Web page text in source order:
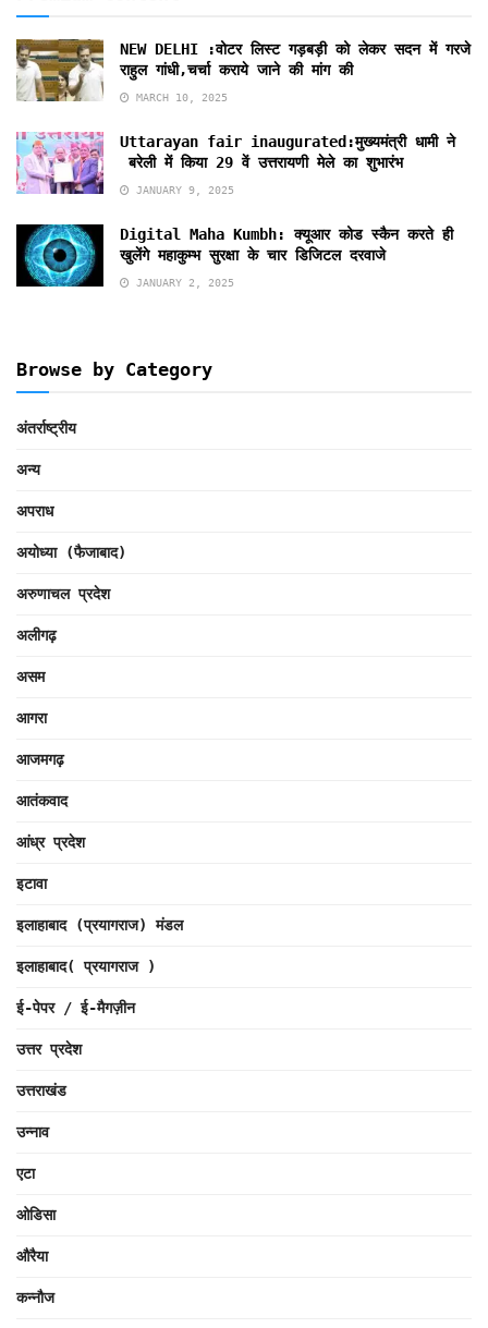
NEW DELHI :वोटर लिस्ट गड़बड़ी को लेकर सदन में गरजे
राहुल गांधी,चर्चा कराये जाने की मांग की
MARCH 10, 2025
Uttarayan fair inaugurated:मुख्यमंत्री धामी ने
बरेली में किया 29 वें उत्तरायणी मेले का शुभारंभ
JANUARY 9, 2025
Digital Maha Kumbh: क्यूआर कोड स्कैन करते ही
खुलेंगे महाकुम्भ सुरक्षा के चार डिजिटल दरवाजे
JANUARY 2, 2025
Browse by Category
अंतर्राष्ट्रीय
अन्य
अपराध
अयोध्या (फैजाबाद)
अरुणाचल प्रदेश
अलीगढ़
असम
आगरा
आजमगढ़
आतंकवाद
आंध्र प्रदेश
इटावा
इलाहाबाद (प्रयागराज) मंडल
इलाहाबाद( प्रयागराज )
ई-पेपर / ई-मैगज़ीन
उत्तर प्रदेश
उत्तराखंड
उन्नाव
एटा
ओडिसा
औरैया
कन्नौज